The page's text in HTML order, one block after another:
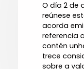
O día 2 de
reúnese
acorda
referencia
contén
trece
sobre a